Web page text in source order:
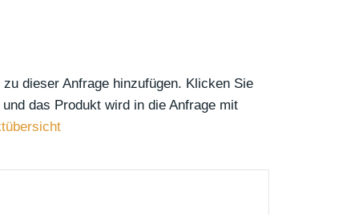
dieser Anfrage hinzufügen. Klicken Sie
das Produkt wird in die Anfrage mit